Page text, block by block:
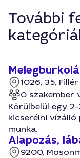
További
1026, 35,
0 szakember
Körülbelül egy
kicserélni
munka.
Alapozás,
9200,